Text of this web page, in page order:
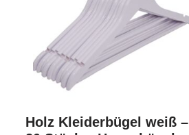
Holz Kleiderbügel weiß –